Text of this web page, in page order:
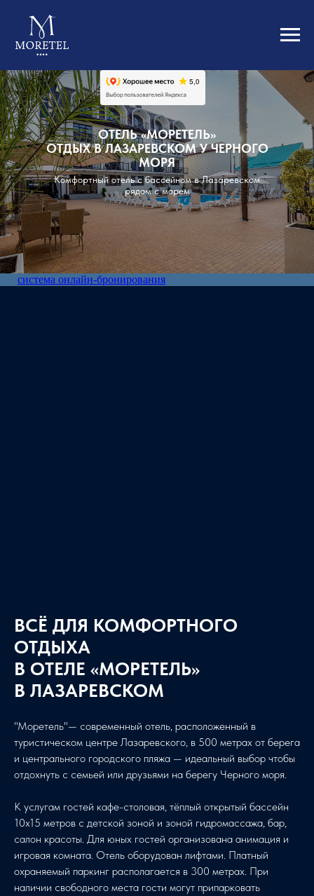
ОТЕЛЬ «МОРЕТЕЛЬ»
ОТДЫХ В ЛАЗАРЕВСКОМ У ЧЕРНОГО
МОРЯ
Комфортный отель с бассейном в Лазаревском
рядом с морем
система онлайн-бронирования
ВСЁ ДЛЯ КОМФОРТНОГО
ОТДЫХА
В ОТЕЛЕ «МОРЕТЕЛЬ»
В ЛАЗАРЕВСКОМ
"Моретель"— современный отель, расположенный в
туристическом центре Лазаревского, в 500 метрах от берега
и центрального городского пляжа — идеальный выбор чтобы
отдохнуть с семьей или друзьями на берегу Черного моря.
К услугам гостей кафе-столовая, тёплый открытый бассейн
10х15 метров с детской зоной и зоной гидромассажа, бар,
салон красоты. Для юных гостей организована анимация и
игровая комната. Отель оборудован лифтами. Платный
охраняемый паркинг располагается в 300 метрах. При
наличии свободного места гости могут припарковать